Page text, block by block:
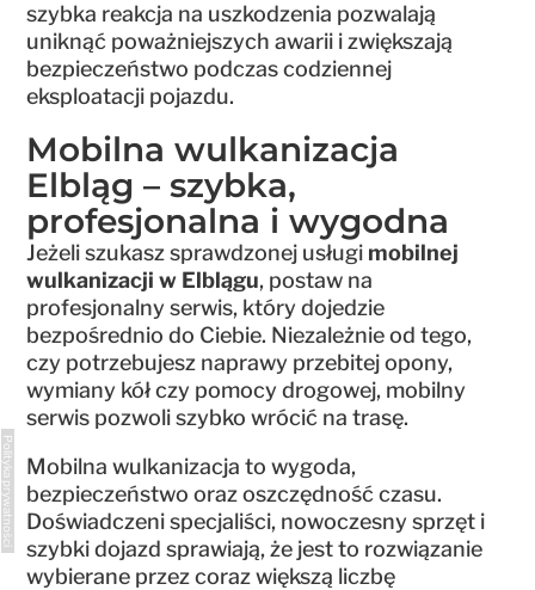
szybka reakcja na uszkodzenia pozwalają
uniknąć poważniejszych awarii i zwiększają
bezpieczeństwo podczas codziennej
eksploatacji pojazdu.
Mobilna wulkanizacja
Elbląg – szybka,
profesjonalna i wygodna
Jeżeli szukasz sprawdzonej usługi mobilnej
wulkanizacji w Elblągu, postaw na
profesjonalny serwis, który dojedzie
bezpośrednio do Ciebie. Niezależnie od tego,
czy potrzebujesz naprawy przebitej opony,
wymiany kół czy pomocy drogowej, mobilny
serwis pozwoli szybko wrócić na trasę.
Mobilna wulkanizacja to wygoda,
bezpieczeństwo oraz oszczędność czasu.
Doświadczeni specjaliści, nowoczesny sprzęt i
szybki dojazd sprawiają, że jest to rozwiązanie
wybierane przez coraz większą liczbę
Polityka prywatności